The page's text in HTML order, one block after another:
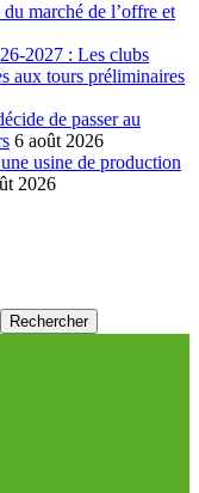
marché de l’offre et
2027 : Les clubs
aux tours préliminaires
de passer au
6 août 2026
usine de production
2026